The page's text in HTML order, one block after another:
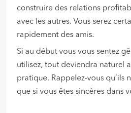
construire des relations
avec les autres. Vous serez
rapidement des amis.
Si au début vous vous sentez
utilisez, tout deviendra naturel
pratique. Rappelez-vous qu’ils
que si vous êtes sincères dans